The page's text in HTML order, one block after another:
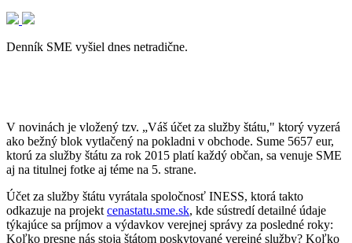
Denník SME vyšiel dnes netradične.
V novinách je vložený tzv. „Váš účet za služby štátu," ktorý vyzerá
ako bežný blok vytlačený na pokladni v obchode. Sume 5657 eur,
ktorú za služby štátu za rok 2015 platí každý občan, sa venuje SME
aj na titulnej fotke aj téme na 5. strane.
Účet za služby štátu vyrátala spoločnosť INESS, ktorá takto
odkazuje na projekt cenastatu.sme.sk, kde sústredí detailné údaje
týkajúce sa príjmov a výdavkov verejnej správy za posledné roky:
Koľko presne nás stoja štátom poskytované verejné služby? Koľko